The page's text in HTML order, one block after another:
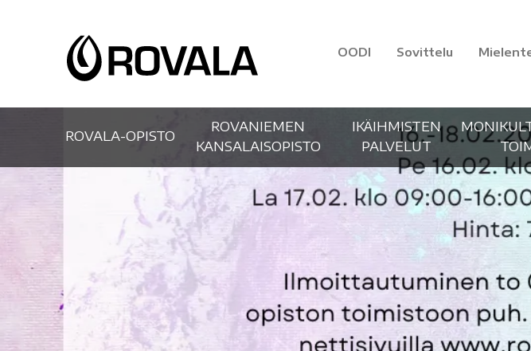
OODI Sovittelu
ROVALA-OPISTO
ROVANIEMEN
KANSALAISOPISTO
IKÄIHMISTEN
PALVELUT